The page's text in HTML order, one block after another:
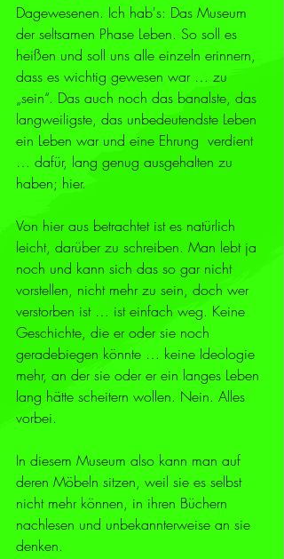
Dagewesenen. Ich hab's: Das Museum
der seltsamen Phase Leben. So soll es
heißen und soll uns alle einzeln erinnern,
dass es wichtig gewesen war … zu
„sein“. Das auch noch das banalste, das
langweiligste, das unbedeutendste Leben
ein Leben war und eine Ehrung  verdient
… dafür, lang genug ausgehalten zu
haben; hier.
Von hier aus betrachtet ist es natürlich
leicht, darüber zu schreiben. Man lebt ja
noch und kann sich das so gar nicht
vorstellen, nicht mehr zu sein, doch wer
verstorben ist … ist einfach weg. Keine
Geschichte, die er oder sie noch
geradebiegen könnte … keine Ideologie
mehr, an der sie oder er ein langes Leben
lang hätte scheitern wollen. Nein. Alles
vorbei.
In diesem Museum also kann man auf
deren Möbeln sitzen, weil sie es selbst
nicht mehr können, in ihren Büchern
nachlesen und unbekannterweise an sie
denken.